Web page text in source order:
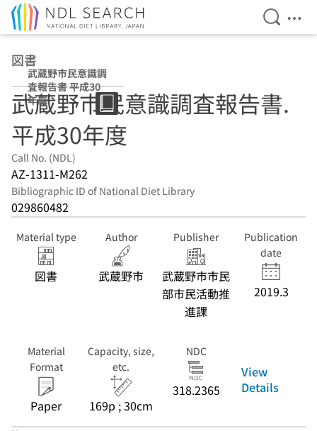
Open
図書
武蔵野市民意識調
査報告書 平成30
年度
武蔵野市民意識調査報告書.
平成30年度
Call No. (NDL)
AZ-1311-M262
Bibliographic ID of National Diet Library
029860482
Material type
図書
Author
武蔵野市
Publisher
武蔵野市市民
部市民活動推
進課
Publication
date
2019.3
Material
Format
Paper
Capacity, size,
etc.
169p ; 30cm
NDC
318.2365
View
Details